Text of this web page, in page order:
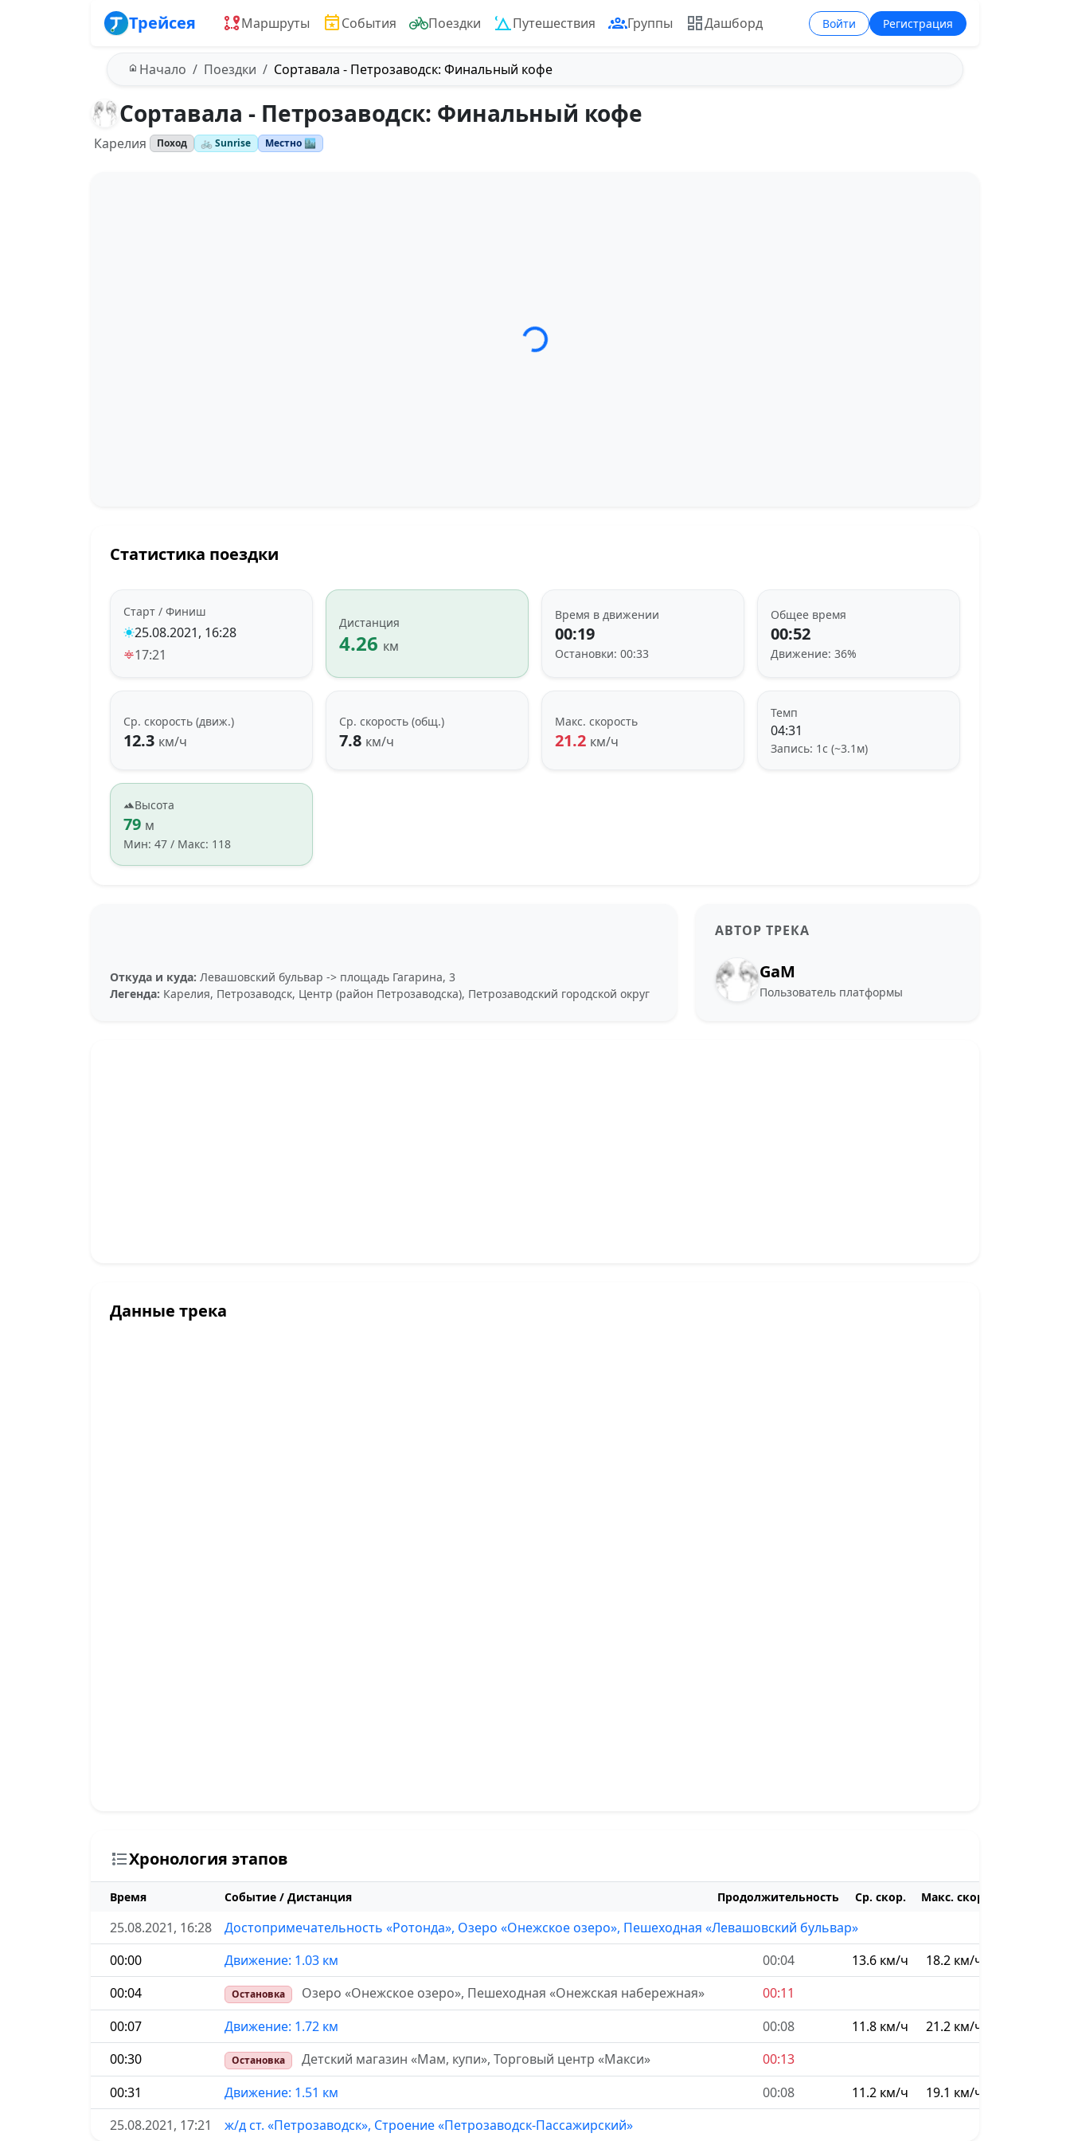
Трейсея Маршруты События Поездки Путешествия Группы Дашборд Войти Регистрация
Начало Поездки Сортавала - Петрозаводск: Финальный кофе
Сортавала - Петрозаводск: Финальный кофе
Карелия Поход 🚲 Sunrise Местно 🏙️
Загрузка трека...
Статистика поездки
Старт / Финиш
25.08.2021, 16:28
17:21
Дистанция
4.26 км
Время в движении
00:19
Остановки: 00:33
Общее время
00:52
Движение: 36%
Ср. скорость (движ.)
12.3 км/ч
Ср. скорость (общ.)
7.8 км/ч
Макс. скорость
21.2 км/ч
Темп
04:31
Запись: 1с (~3.1м)
Высота
79 м
Мин: 47 / Макс: 118
Откуда и куда: Левашовский бульвар -> площадь Гагарина, 3
Легенда: Карелия, Петрозаводск, Центр (район Петрозаводска), Петрозаводский городской округ
АВТОР ТРЕКА
GaM
Пользователь платформы
Данные трека
Хронология этапов
Время Событие / Дистанция Продолжительность Ср. скор. Макс. скор.
25.08.2021, 16:28
Достопримечательность «Ротонда», Озеро «Онежское озеро», Пешеходная «Левашовский бульвар»
00:00
Движение: 1.03 км 00:04 13.6 км/ч
18.2 км/ч
00:04
Остановка Озеро «Онежское озеро», Пешеходная «Онежская набережная»
00:11
00:07
Движение: 1.72 км 00:08 11.8 км/ч
21.2 км/ч
00:30
Остановка Детский магазин «Мам, купи», Торговый центр «Макси»
00:13
00:31
Движение: 1.51 км 00:08 11.2 км/ч
19.1 км/ч
25.08.2021, 17:21
ж/д ст. «Петрозаводск», Строение «Петрозаводск-Пассажирский»